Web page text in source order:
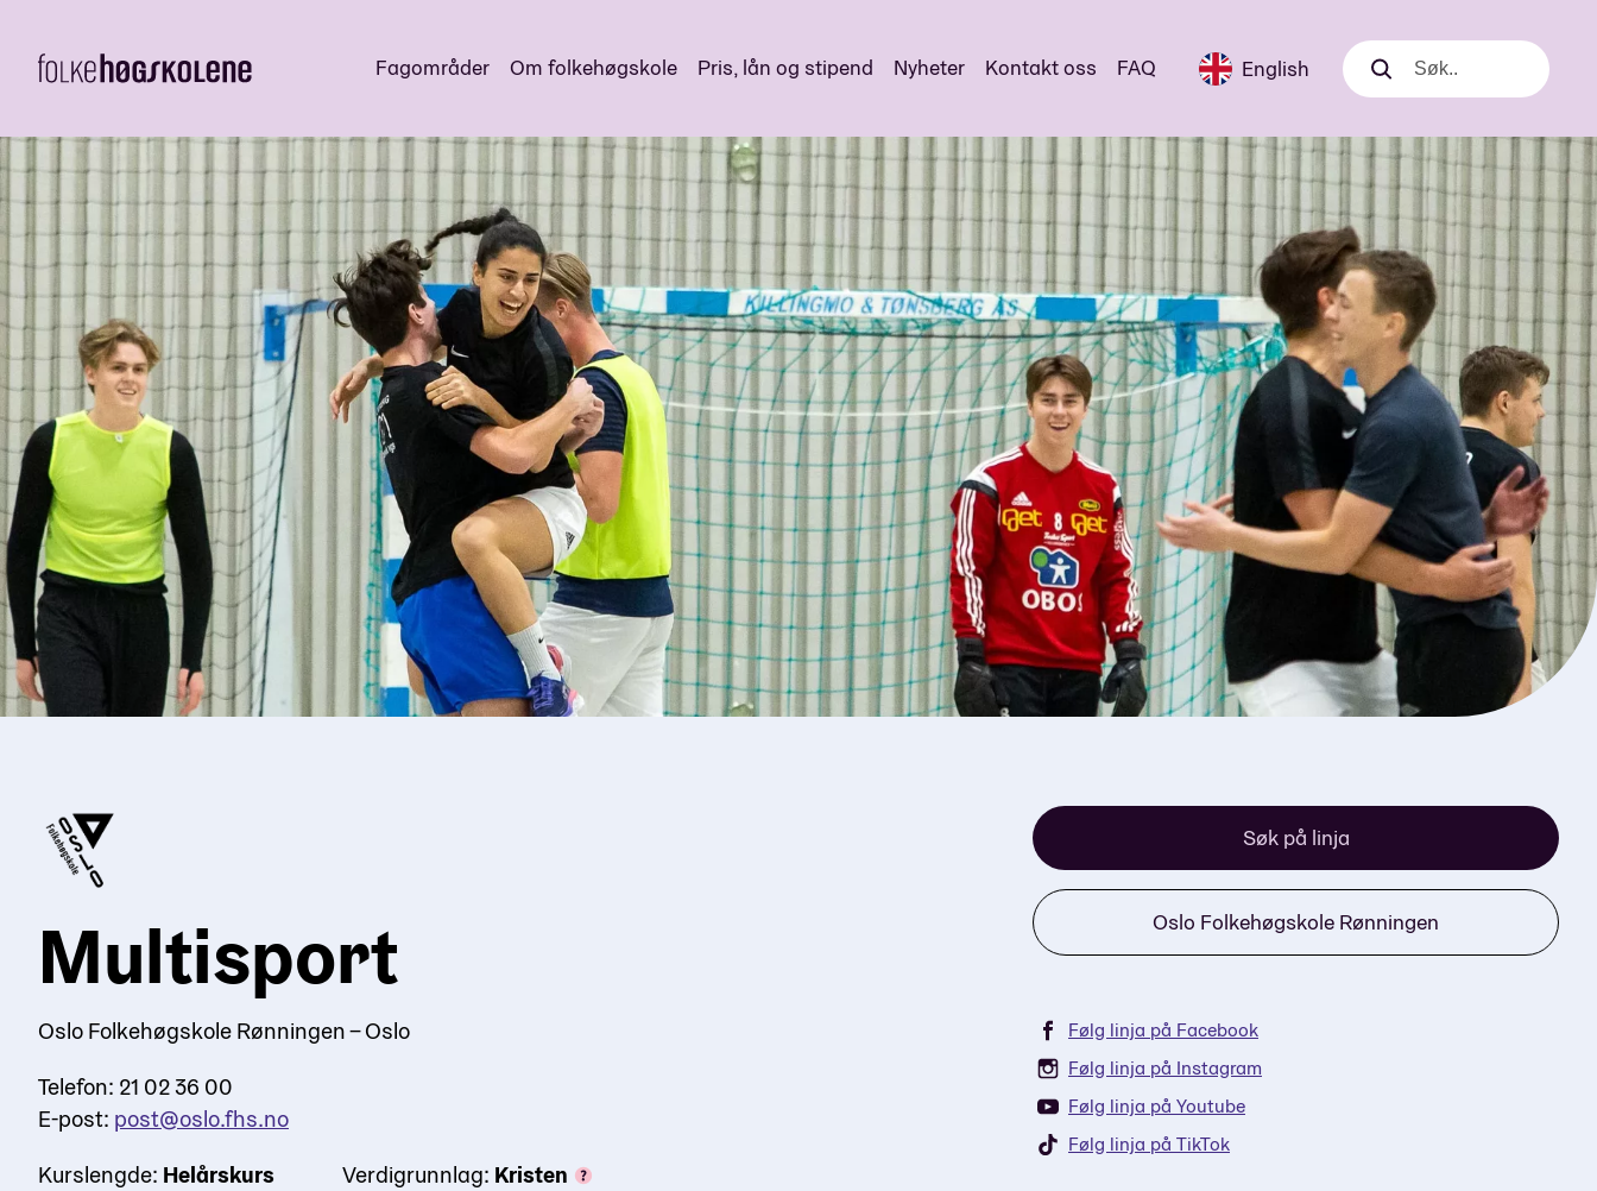
Fagområder Om folkehøgskole Pris, lån og stipend Nyheter Kontakt oss FAQ English Søk
Søk
Multisport
Oslo Folkehøgskole Rønningen – Oslo
Telefon: 21 02 36 00
E-post: post@oslo.fhs.no
Kurslengde: Helårskurs
Verdigrunnlag: Kristen
Søk på linja
Oslo Folkehøgskole Rønningen
Følg linja på Facebook
Følg linja på Instagram
Følg linja på Youtube
Følg linja på TikTok